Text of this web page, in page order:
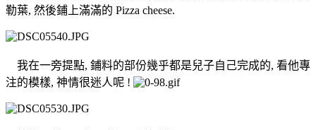
勒葉, 然後鋪上滿滿的 Pizza cheese.
我在一旁提點, 鋪料的部份幾乎都是兒子自己完成的, 看他專
注的模樣, 神情很迷人呢 !